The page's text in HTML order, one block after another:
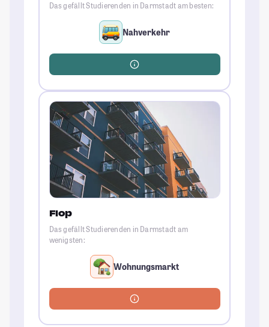
Das gefällt Studierenden in Darmstadt am besten:
Nahverkehr
Flop
Das gefällt Studierenden in Darmstadt am
wenigsten:
Wohnungsmarkt